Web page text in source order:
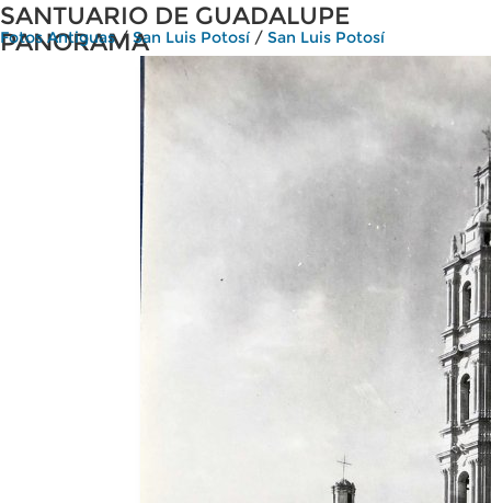
SANTUARIO DE GUADALUPE
PANORAMA
Fotos Antiguas/San Luis Potosí / San Luis Potosí